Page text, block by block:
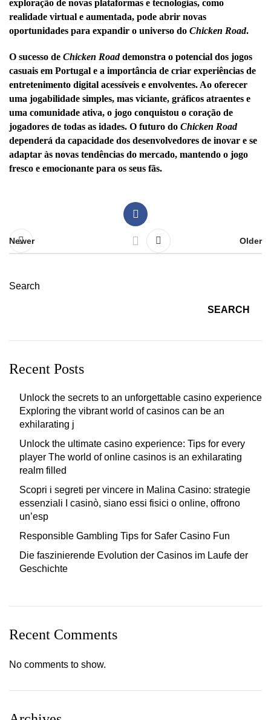
exploração de novas plataformas e tecnologias, como
realidade virtual e aumentada, pode abrir novas
oportunidades para expandir o universo do Chicken Road.
O sucesso de Chicken Roaddemonstra o potencial dos jogos
casuais em Portugal e a importância de criar experiências de
entretenimento digital acessíveis e envolventes. Ao oferecer
uma jogabilidade simples, mas viciante, gráficos atraentes e
uma comunidade ativa, o jogo conquistou o coração de
jogadores de todas as idades. O futuro do Chicken Road
dependerá da capacidade dos desenvolvedores de inovar e se
adaptar às novas tendências do mercado, mantendo o jogo
fresco e emocionante para os seus fãs.
Newer Older
Search
SEARCH
Recent Posts
Unlock the secrets to an unforgettable casino experience
Exploring the vibrant world of casinos can be an
exhilarating j
Unlock the ultimate casino experience: Tips for every
player The world of online casinos is an exhilarating
realm filled
Scopri i segreti per vincere in Malina Casino: strategie
essenziali I casinò, siano essi fisici o online, offrono
un’esp
Responsible Gambling Tips for Safer Casino Fun
Die faszinierende Evolution der Casinos im Laufe der
Geschichte
Recent Comments
No comments to show.